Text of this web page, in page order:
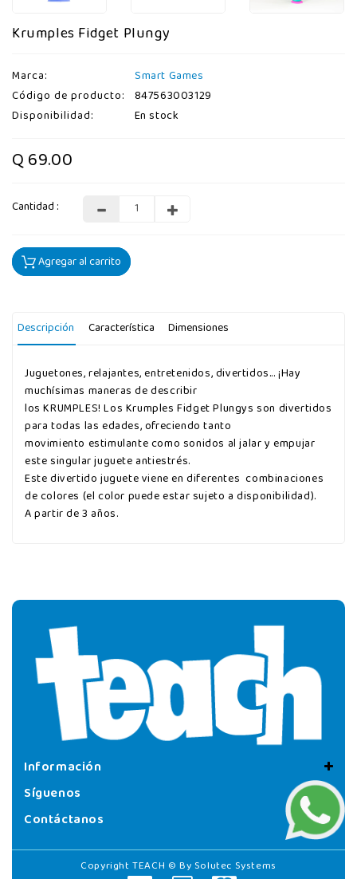
Krumples Fidget Plungy
Marca:
Smart Games
Código de producto:
847563003129
Disponibilidad:
En stock
Q 69.00
Cantidad :
Agregar al carrito
Descripción Característica Dimensiones
Juguetones, relajantes, entretenidos, divertidos... ¡Hay
muchísimas maneras de describir
los KRUMPLES! Los Krumples Fidget Plungys son divertidos
para todas las edades, ofreciendo tanto
movimiento estimulante como sonidos al jalar y empujar
este singular juguete antiestrés.
Este divertido juguete viene en diferentes combinaciones
de colores (el color puede estar sujeto a disponibilidad).
A partir de 3 años.
Información
Síguenos
Contáctanos
Copyright TEACH © By Solutec Systems